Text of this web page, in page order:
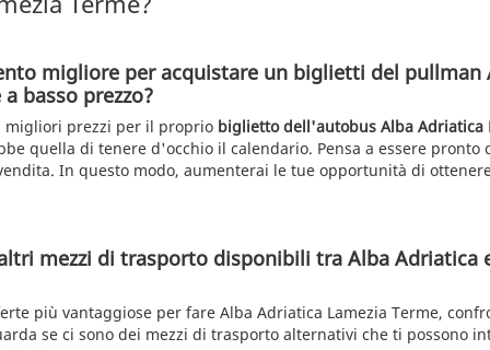
migliore per acquistare un biglietti del pullman
basso prezzo?
migliori prezzi per il proprio biglietto dell'autobus Alba Adriatica
quella di tenere d'occhio il calendario. Pensa a essere
In questo modo, aumenterai le tue opportunità di
mezzi di trasporto disponibili tra Alba Adriatica
più vantaggiose per fare Alba Adriatica Lamezia Terme,
se ci sono dei mezzi di trasporto alternativi che ti possono